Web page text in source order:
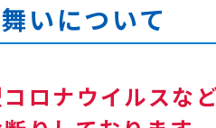
いについて
ロナウイルスな